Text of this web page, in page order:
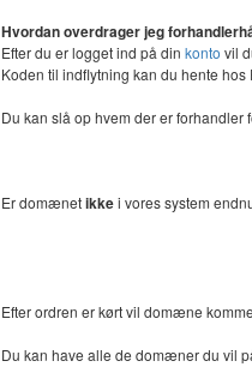
Hvordan overdrager jeg
Efter du er logget ind på din konto vil
Koden til indflytning kan du hente
Du kan slå op hvem der er
Er domænetikkei vores system
Efter ordren er kørt vil domæne
Du kan have alle de domæner du vil